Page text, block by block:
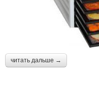
читать дальше →